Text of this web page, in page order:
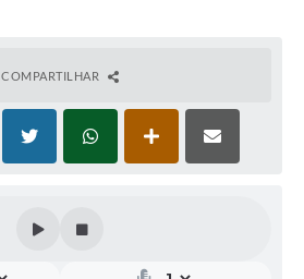
COMPARTILHAR